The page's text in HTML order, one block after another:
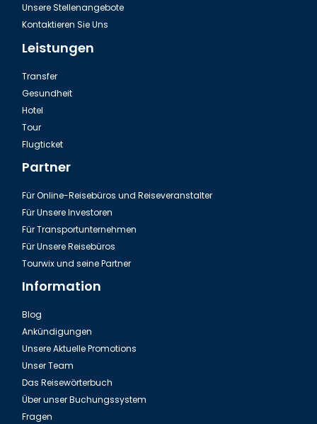
Unsere Stellenangebote
Kontaktieren Sie Uns
Leistungen
Transfer
Gesundheit
Hotel
Tour
Flugticket
Partner
Für Online-Reisebüros und Reiseveranstalter
Für Unsere Investoren
Für Transportunternehmen
Für Unsere Reisebüros
Tourwix und seine Partner
Information
Blog
Ankündigungen
Unsere Aktuelle Promotions
Unser Team
Das Reisewörterbuch
Über unser Buchungssystem
Fragen